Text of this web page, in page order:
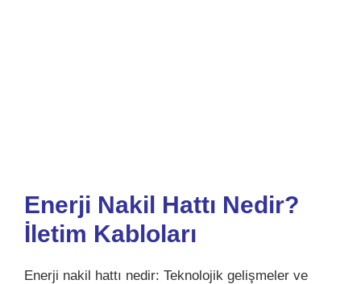
Enerji Nakil Hattı Nedir?
İletim Kabloları
Enerji nakil hattı nedir: Teknolojik gelişmeler ve